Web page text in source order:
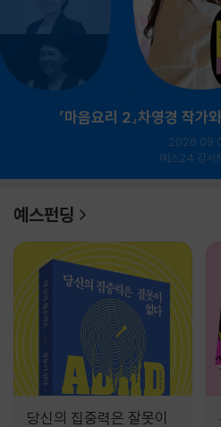
『마음요리 2』차영경 작
예스24 강서
예스펀딩
당신의 집중력은 잘못이